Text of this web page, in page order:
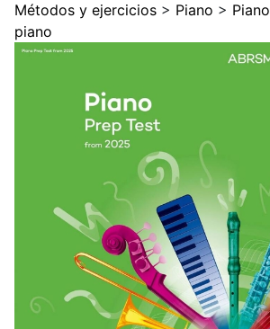
Métodos y ejercicios > Piano > Piano
piano